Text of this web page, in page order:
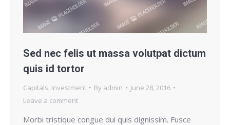
Sed nec felis ut massa volutpat dictum
quis id tortor
Capitals Investment By admin
June 28, 2016
Leave a comment
Morbi tristique congue dui quis dignissim. Fusce